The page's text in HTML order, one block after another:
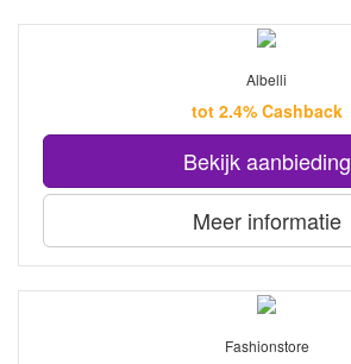
Albelli
tot 2.4% Cashback
Bekijk aanbieding
Meer informatie
Fashionstore